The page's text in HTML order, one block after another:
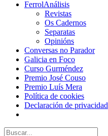
FerrolAnálisis
Revistas
Os Cadernos
Separatas
Opinións
Conversas no Parador
Galicia en Foco
Curso Gurméndez
Premio José Couso
Premio Luís Mera
Política de cookies
Declaración de privacidad
Buscar: